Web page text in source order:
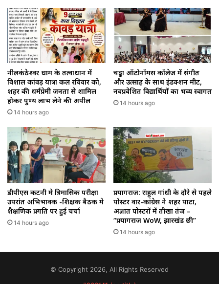
नीलकंठेश्वर धाम के तत्वाधान में
विशाल कांवड़ यात्रा कल रविवार को,
शहर की धर्मप्रेमी जनता से शामिल
होकर पुण्य लाभ लेने की अपील
14 hours ago
चड्डा ऑटोनॉमस कॉलेज में संगीत
और उत्साह के साथ इंडक्शन मीट,
नवप्रवेशित विद्यार्थियों का भव्य स्वागत
14 hours ago
डीपीएस कटनी मे त्रिमासिक परीक्षा
उपरांत अभिभावक -शिक्षक बैठक मे
शैक्षणिक प्रगति पर हुई चर्चा
14 hours ago
प्रयागराज: राहुल गांधी के दौरे से पहले
पोस्टर वार-कांग्रेस ने शहर पाटा,
अज्ञात पोस्टरों में तीखा तंज –
“प्रयागराज WoW, झारखंड छी”
14 hours ago
© Copyright 2026, All Rights Reserved